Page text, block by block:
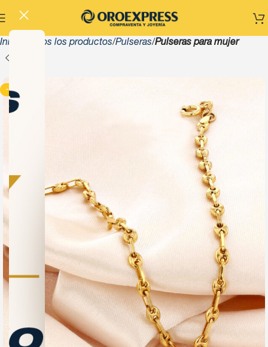
Inicio Todos los productos Pulseras Pulseras para mujer
-13%